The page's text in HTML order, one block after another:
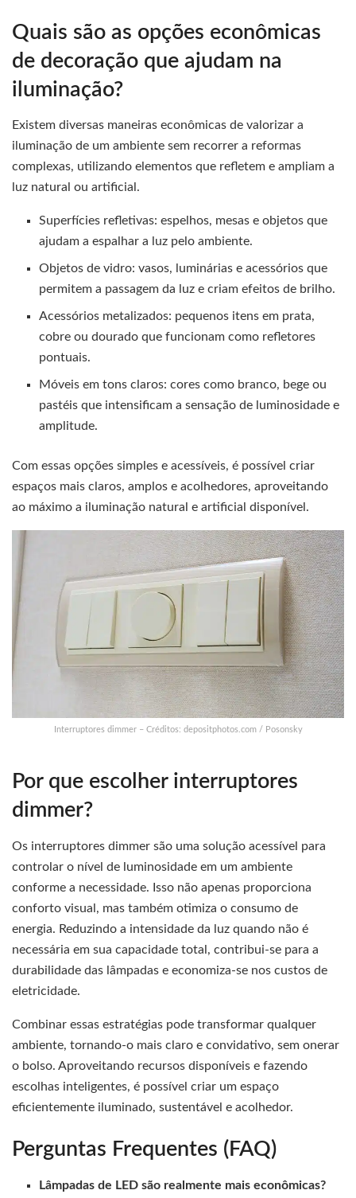
Quais são as opções econômicas
de decoração que ajudam na
iluminação?
Existem diversas maneiras econômicas de valorizar a
iluminação de um ambiente sem recorrer a reformas
complexas, utilizando elementos que refletem e ampliam a
luz natural ou artificial.
Superfícies refletivas: espelhos, mesas e objetos que
ajudam a espalhar a luz pelo ambiente.
Objetos de vidro: vasos, luminárias e acessórios que
permitem a passagem da luz e criam efeitos de brilho.
Acessórios metalizados: pequenos itens em prata,
cobre ou dourado que funcionam como refletores
pontuais.
Móveis em tons claros: cores como branco, bege ou
pastéis que intensificam a sensação de luminosidade e
amplitude.
Com essas opções simples e acessíveis, é possível criar
espaços mais claros, amplos e acolhedores, aproveitando
ao máximo a iluminação natural e artificial disponível.
Interruptores dimmer – Créditos: depositphotos.com / Posonsky
Por que escolher interruptores
dimmer?
Os interruptores dimmer são uma solução acessível para
controlar o nível de luminosidade em um ambiente
conforme a necessidade. Isso não apenas proporciona
conforto visual, mas também otimiza o consumo de
energia. Reduzindo a intensidade da luz quando não é
necessária em sua capacidade total, contribui-se para a
durabilidade das lâmpadas e economiza-se nos custos de
eletricidade.
Combinar essas estratégias pode transformar qualquer
ambiente, tornando-o mais claro e convidativo, sem onerar
o bolso. Aproveitando recursos disponíveis e fazendo
escolhas inteligentes, é possível criar um espaço
eficientemente iluminado, sustentável e acolhedor.
Perguntas Frequentes (FAQ)
Lâmpadas de LED são realmente mais econômicas?